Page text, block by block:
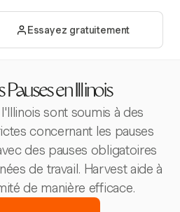
Essayez gratuitement
Pauses en Illinois
sont soumis à des
concernant les pauses
des pauses obligatoires
de travail. Harvest aide à
de manière efficace.